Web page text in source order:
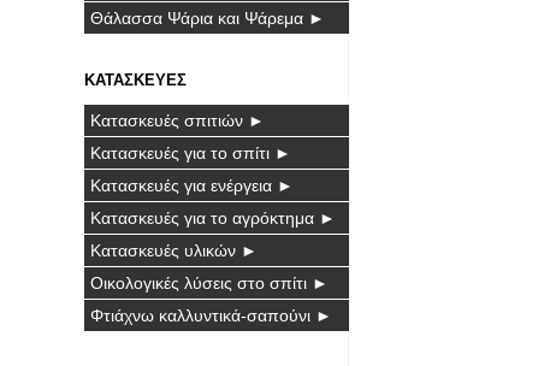
Θάλασσα Ψάρια και Ψάρεμα ►
ΚΑΤΑΣΚΕΥΕΣ
Κατασκευές σπιτιών ►
Κατασκευές για το σπίτι ►
Κατασκευές για ενέργεια ►
Κατασκευές για το αγρόκτημα ►
Κατασκευές υλικών ►
Οικολογικές λύσεις στο σπίτι ►
Φτιάχνω καλλυντικά-σαπούνι ►